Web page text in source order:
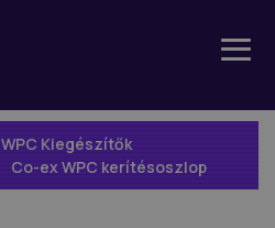
WPC Kiegészítők
Co-ex WPC kerítésoszlop